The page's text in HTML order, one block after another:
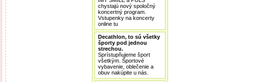
chystajú nový spoločný
koncertný program.
Vstupenky na koncerty
online tu
Decathlon, to sú všetky
športy pod jednou
strechou.
Sprístupňujeme šport
všetkým. Športové
vybavenie, oblečenie a
obuv nakúpite u nás.